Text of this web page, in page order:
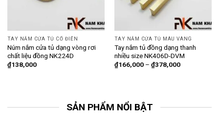
TAY NẮM CỬA TỦ CỔ ĐIỂN
Núm nắm cửa tủ dạng vòng rơi
chất liệu đồng NK224D
₫138,000
TAY NẮM CỬA TỦ MÀU VÀNG
Tay nắm tủ đồng dạng thanh
nhiều size NK406D-DVM
₫166,000– ₫378,000
SẢN PHẨM NỔI BẬT